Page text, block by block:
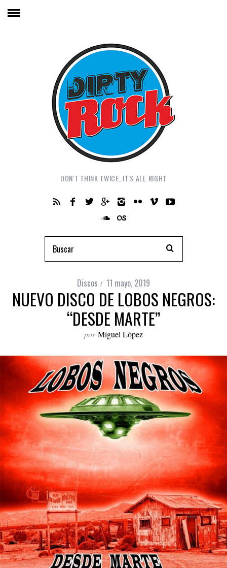
DON'T THINK TWICE, IT'S ALL RIGHT
Discos 11 mayo, 2019
NUEVO DISCO DE LOBOS NEGROS:
“DESDE MARTE”
por Miguel López